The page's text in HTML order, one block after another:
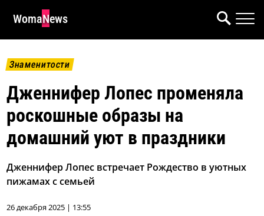
WomaNews
Знаменитости
Дженнифер Лопес променяла
роскошные образы на
домашний уют в праздники
Дженнифер Лопес встречает Рождество в уютных
пижамах с семьей
26 декабря 2025 | 13:55